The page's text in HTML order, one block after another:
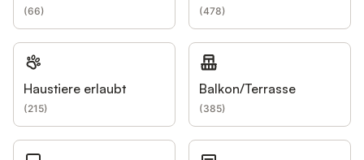
(66) (478)
Haustiere erlaubt
(215)
Balkon/Terrasse
(385)